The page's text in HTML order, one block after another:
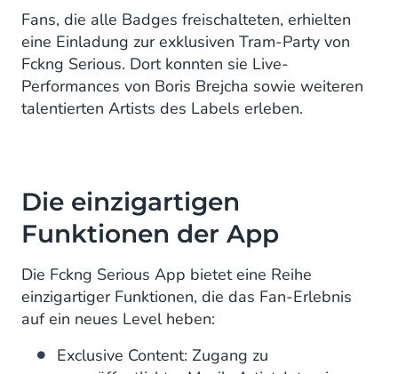
Fans, die alle Badges freischalteten, erhielten
eine Einladung zur exklusiven Tram-Party von
Fckng Serious. Dort konnten sie Live-
Performances von Boris Brejcha sowie weiteren
talentierten Artists des Labels erleben.
Die einzigartigen
Funktionen der App
Die Fckng Serious App bietet eine Reihe
einzigartiger Funktionen, die das Fan-Erlebnis
auf ein neues Level heben:
Exclusive Content: Zugang zu